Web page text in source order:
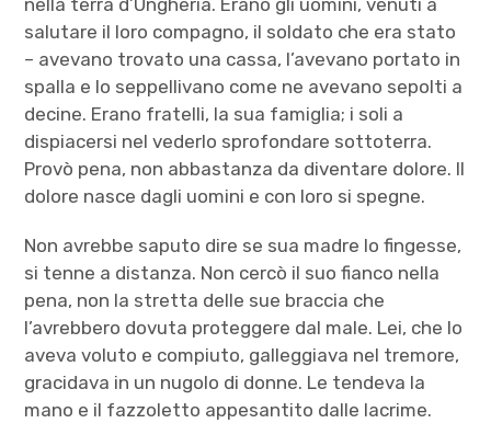
salutare il loro compagno, il soldato che era stato
– avevano trovato una cassa, l’avevano portato in
spalla e lo seppellivano come ne avevano sepolti a
decine. Erano fratelli, la sua famiglia; i soli a
dispiacersi nel vederlo sprofondare sottoterra.
Provò pena, non abbastanza da diventare dolore. Il
dolore nasce dagli uomini e con loro si spegne.
Non avrebbe saputo dire se sua madre lo fingesse,
si tenne a distanza. Non cercò il suo fianco nella
pena, non la stretta delle sue braccia che
l’avrebbero dovuta proteggere dal male. Lei, che lo
aveva voluto e compiuto, galleggiava nel tremore,
gracidava in un nugolo di donne. Le tendeva la
mano e il fazzoletto appesantito dalle lacrime.